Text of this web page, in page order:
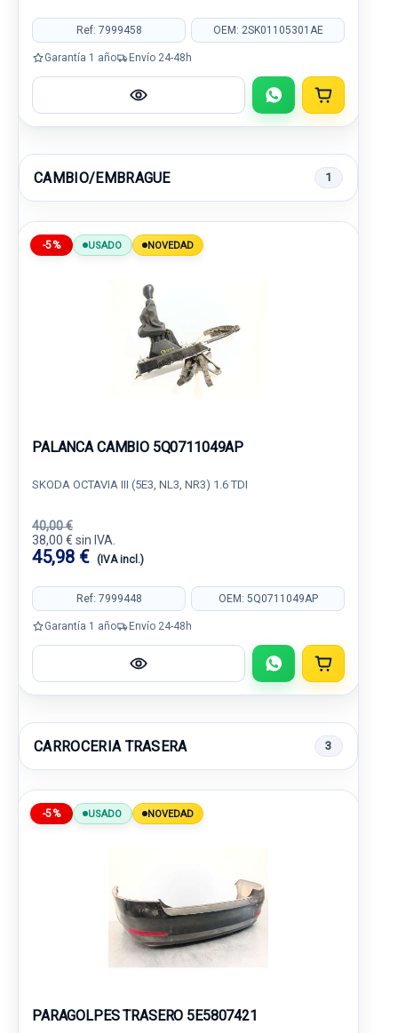
Ref: 7999458 OEM: 2SK01105301AE
Garantía 1 año Envío 24-48h
CAMBIO/EMBRAGUE 1
-5% USADO NOVEDAD
PALANCA CAMBIO 5Q0711049AP
SKODA OCTAVIA III (5E3, NL3, NR3) 1.6 TDI
40,00 €
38,00 € sin IVA.
45,98 € (IVA incl.)
Ref: 7999448 OEM: 5Q0711049AP
Garantía 1 año Envío 24-48h
CARROCERIA TRASERA 3
-5% USADO NOVEDAD
PARAGOLPES TRASERO 5E5807421